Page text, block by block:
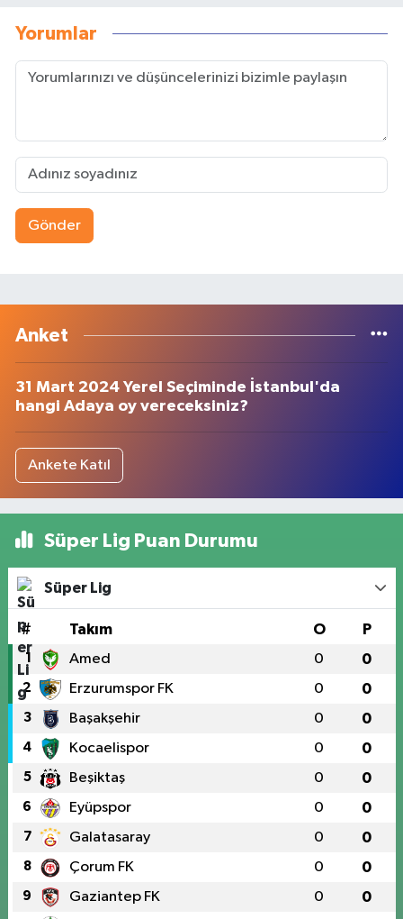
Yorumlar
Gönder
Anket
31 Mart 2024 Yerel Seçiminde İstanbul'da
hangi Adaya oy vereceksiniz?
Ankete Katıl
Süper Lig Puan Durumu
Süper Lig
# Takım O P
1 Amed 0 0
2 Erzurumspor FK 0 0
3 Başakşehir 0 0
4 Kocaelispor 0 0
5 Beşiktaş 0 0
6 Eyüpspor 0 0
7 Galatasaray 0 0
8 Çorum FK 0 0
9 Gaziantep FK 0 0